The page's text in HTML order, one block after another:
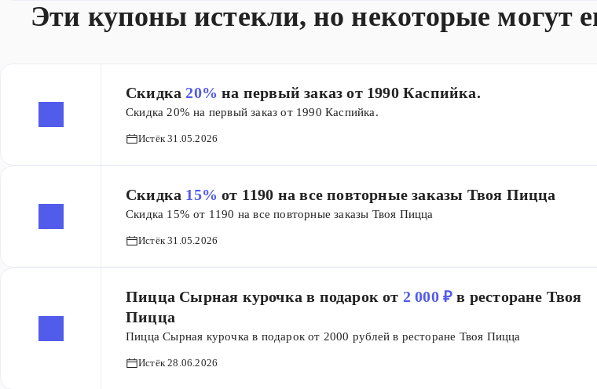
Эти купоны истекли, но некоторые могут
Скидка 20%на первый заказ от 1990 Каспийка.
Скидка 20% на первый заказ от 1990 Каспийка.
Истёк 31.05.2026
Скидка 15%от 1190 на все повторные заказы Твоя Пицца
Скидка 15% от 1190 на все повторные заказы Твоя Пицца
Истёк 31.05.2026
Пицца Сырная курочка в подарок от 2 000 ₽в ресторане Твоя
Пицца
Пицца Сырная курочка в подарок от 2000 рублей в ресторане Твоя Пицца
Истёк 28.06.2026